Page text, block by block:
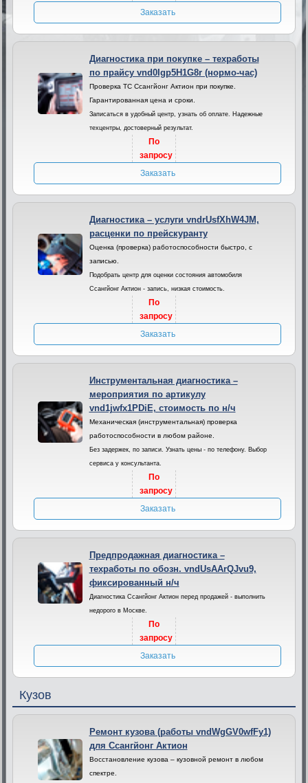
Заказать
Диагностика при покупке – техработы
по прайсу vnd0Igp5H1G8r (нормо-час)
Проверка ТС Ссангйонг Актион при покупке.
Гарантированная цена и сроки.
Записаться в удобный центр, узнать об оплате. Надежные
техцентры, достоверный результат.
По
запросу
Заказать
Диагностика – услуги vndrUsfXhW4JM,
расценки по прейскуранту
Оценка (проверка) работоспособности быстро, с
записью.
Подобрать центр для оценки состояния автомобиля
Ссангйонг Актион - запись, низкая стоимость.
По
запросу
Заказать
Инструментальная диагностика –
мероприятия по артикулу
vnd1jwfx1PDiE, стоимость по н/ч
Механическая (инструментальная) проверка
работоспособности в любом районе.
Без задержек, по записи. Узнать цены - по телефону. Выбор
сервиса у консультанта.
По
запросу
Заказать
Предпродажная диагностика –
техработы по обозн. vndUsAArQJvu9,
фиксированный н/ч
Диагностика Ссангйонг Актион перед продажей - выполнить
недорого в Москве.
По
запросу
Заказать
Кузов
Ремонт кузова (работы vndWgGV0wfFy1)
для Ссангйонг Актион
Восстановление кузова – кузовной ремонт в любом
спектре.